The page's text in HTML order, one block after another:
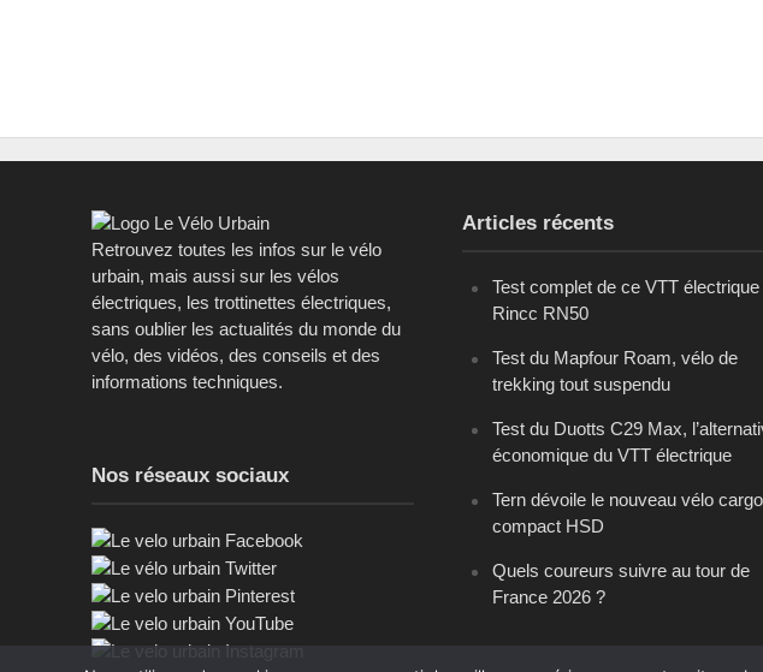
Retrouvez toutes les infos sur le vélo
urbain, mais aussi sur les vélos
électriques, les trottinettes électriques,
sans oublier les actualités du monde du
vélo, des vidéos, des conseils et des
informations techniques.
Nos réseaux sociaux
Articles récents
Test complet de ce VTT électrique
Rincc RN50
Test du Mapfour Roam, vélo de
trekking tout suspendu
Test du Duotts C29 Max,
économique du VTT électrique
Tern dévoile le nouveau vélo cargo
compact HSD
Quels coureurs suivre au tour de
France 2026 ?